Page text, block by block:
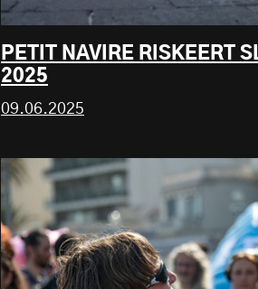
PETIT NAVIRE RISKEERT
2025
09.06.2025